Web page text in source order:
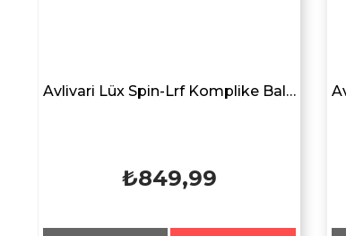
Avlivari Lüx Spin-Lrf Komplike Balıkçı Aksesuar Yan Bel Çantası SİYAH
₺849,99